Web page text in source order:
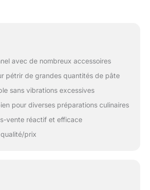
avec de nombreux accessoires
pétrir de grandes quantités de pâte
sans vibrations excessives
pour diverses préparations culinaires
vente réactif et efficace
prix